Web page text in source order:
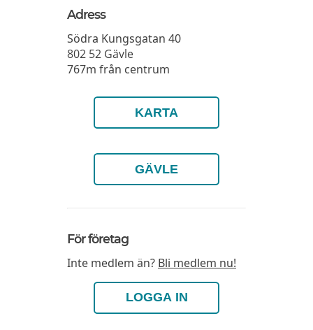
Adress
Södra Kungsgatan 40
802 52 Gävle
767m från centrum
KARTA
GÄVLE
För företag
Inte medlem än? Bli medlem nu!
LOGGA IN